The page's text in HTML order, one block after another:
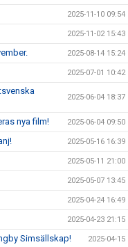
2025-11-10 09:54
2025-11-02 15:43
2025-08-14 15:24
2025-07-01 10:42
2025-06-04 18:37
nya film! 2025-06-04 09:50
2025-05-16 16:39
2025-05-11 21:00
2025-05-07 13:45
2025-04-24 16:49
2025-04-23 21:15
Simsällskap! 2025-04-15